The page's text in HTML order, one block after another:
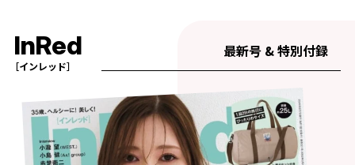
InRed
［インレッド］
最新号 & 特別付録